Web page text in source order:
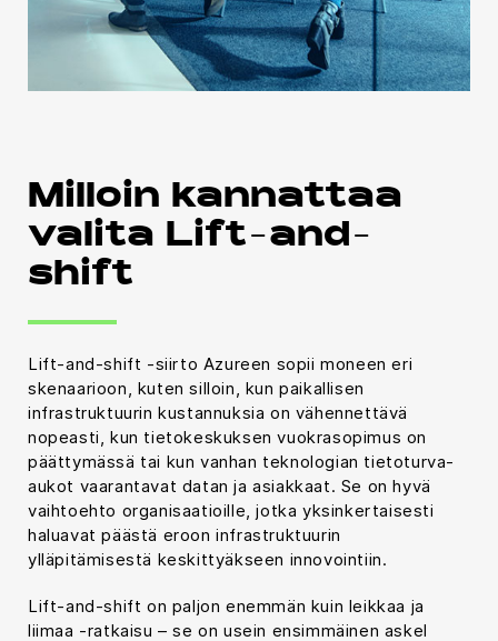
Milloin kannattaa
valita Lift-and-
shift
Lift-and-shift -siirto Azureen sopii moneen eri
skenaarioon, kuten silloin, kun paikallisen
infrastruktuurin kustannuksia on vähennettävä
nopeasti, kun tietokeskuksen vuokrasopimus on
päättymässä tai kun vanhan teknologian tietoturva-
aukot vaarantavat datan ja asiakkaat. Se on hyvä
vaihtoehto organisaatioille, jotka yksinkertaisesti
haluavat päästä eroon infrastruktuurin
ylläpitämisestä keskittyäkseen innovointiin.
Lift-and-shift on paljon enemmän kuin leikkaa ja
liimaa -ratkaisu – se on usein ensimmäinen askel